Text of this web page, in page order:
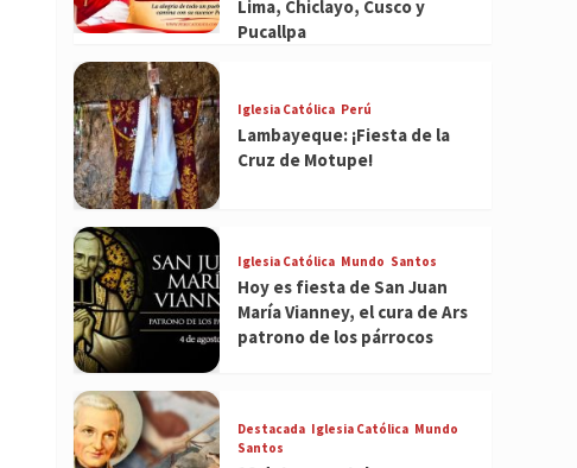
Lima, Chiclayo, Cusco y
Pucallpa
Iglesia Católica Perú
Lambayeque: ¡Fiesta de la
Cruz de Motupe!
Iglesia Católica Mundo Santos
Hoy es fiesta de San Juan
María Vianney, el cura de Ars
patrono de los párrocos
Destacada Iglesia Católica Mundo
Santos